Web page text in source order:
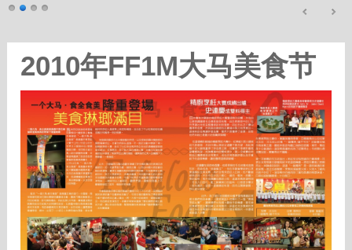
2010年FF1M大马美食节